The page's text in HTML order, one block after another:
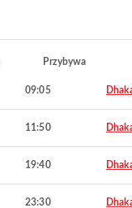
Przybywa
09:05
11:50
19:40
23:30